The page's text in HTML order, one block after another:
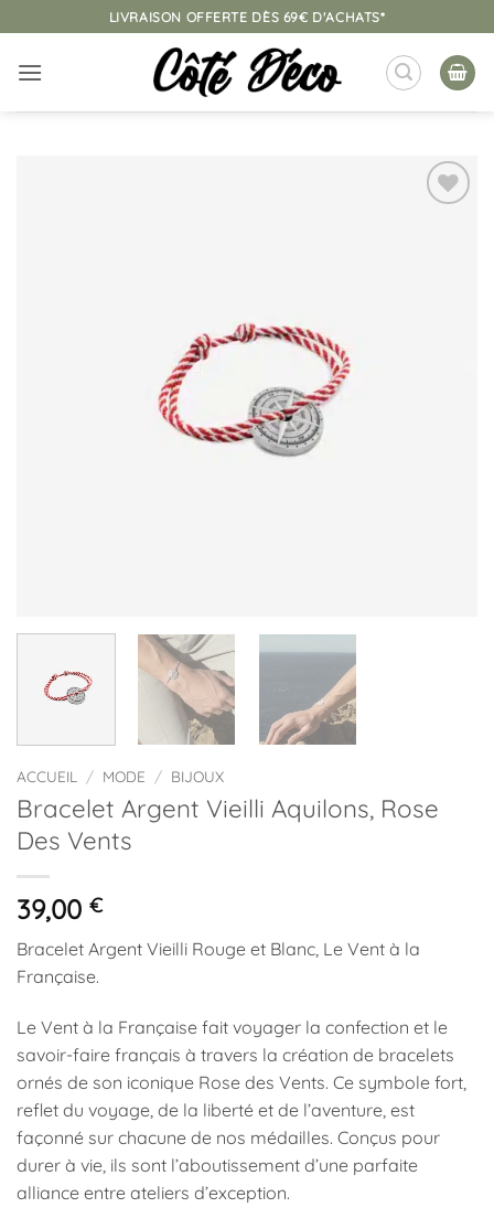
au
contenu
LIVRAISON OFFERTE DÈS 69€ D'ACHATS*
ACCUEIL / MODE / BIJOUX
Bracelet Argent Vieilli Aquilons, Rose
Des Vents
39,00 €
Bracelet Argent Vieilli Rouge et Blanc, Le Vent à la
Française.
Le Vent à la Française fait voyager la confection et le
savoir-faire français à travers la création de bracelets
ornés de son iconique Rose des Vents. Ce symbole fort,
reflet du voyage, de la liberté et de l’aventure, est
façonné sur chacune de nos médailles. Conçus pour
durer à vie, ils sont l’aboutissement d’une parfaite
alliance entre ateliers d’exception.